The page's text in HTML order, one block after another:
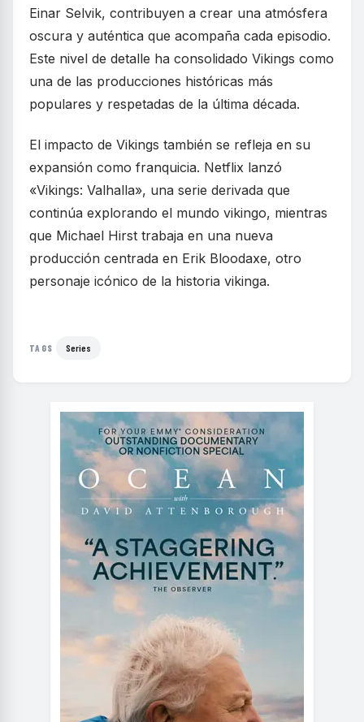
Einar Selvik, contribuyen a crear una atmósfera
oscura y auténtica que acompaña cada episodio.
Este nivel de detalle ha consolidado Vikings como
una de las producciones históricas más
populares y respetadas de la última década.
El impacto de Vikings también se refleja en su
expansión como franquicia. Netflix lanzó
«Vikings: Valhalla», una serie derivada que
continúa explorando el mundo vikingo, mientras
que Michael Hirst trabaja en una nueva
producción centrada en Erik Bloodaxe, otro
personaje icónico de la historia vikinga.
TAGS Series